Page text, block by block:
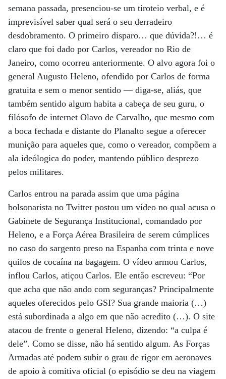
semana passada, presenciou-se um tiroteio verbal, e é
imprevisível saber qual será o seu derradeiro
desdobramento. O primeiro disparo… que dúvida?!… é
claro que foi dado por Carlos, vereador no Rio de
Janeiro, como ocorreu anteriormente. O alvo agora foi o
general Augusto Heleno, ofendido por Carlos de forma
gratuita e sem o menor sentido — diga-se, aliás, que
também sentido algum habita a cabeça de seu guru, o
filósofo de internet Olavo de Carvalho, que mesmo com
a boca fechada e distante do Planalto segue a oferecer
munição para aqueles que, como o vereador, compõem a
ala ideólogica do poder, mantendo público desprezo
pelos militares.
Carlos entrou na parada assim que uma página
bolsonarista no Twitter postou um vídeo no qual acusa o
Gabinete de Segurança Institucional, comandado por
Heleno, e a Força Aérea Brasileira de serem cúmplices
no caso do sargento preso na Espanha com trinta e nove
quilos de cocaína na bagagem. O vídeo armou Carlos,
inflou Carlos, atiçou Carlos. Ele então escreveu: “Por
que acha que não ando com seguranças? Principalmente
aqueles oferecidos pelo GSI? Sua grande maioria (…)
está subordinada a algo em que não acredito (…). O site
atacou de frente o general Heleno, dizendo: “a culpa é
dele”. Como se disse, não há sentido algum. As Forças
Armadas até podem subir o grau de rigor em aeronaves
de apoio à comitiva oficial (o episódio se deu na viagem